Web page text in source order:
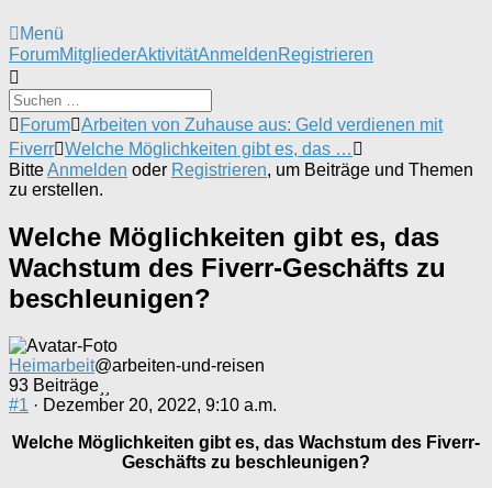
Menü
Forum-
Navigation
ForumMitgliederAktivitätAnmeldenRegistrieren
Forum-
Breadcrumbs
-
Du
bist
Forum Arbeiten von Zuhause aus: Geld verdienen mit
Fiverr Welche Möglichkeiten gibt es, das …
BitteAnmelden oder Registrieren, um Beiträge und Themen
zu erstellen.
Welche Möglichkeiten gibt es, das
Wachstum des Fiverr-Geschäfts zu
beschleunigen?
Heimarbeit@arbeiten-und-reisen
93 Beiträge
#1 · Dezember 20, 2022, 9:10 a.m.
Welche Möglichkeiten gibt es, das Wachstum des Fiverr-
Geschäfts zu beschleunigen?